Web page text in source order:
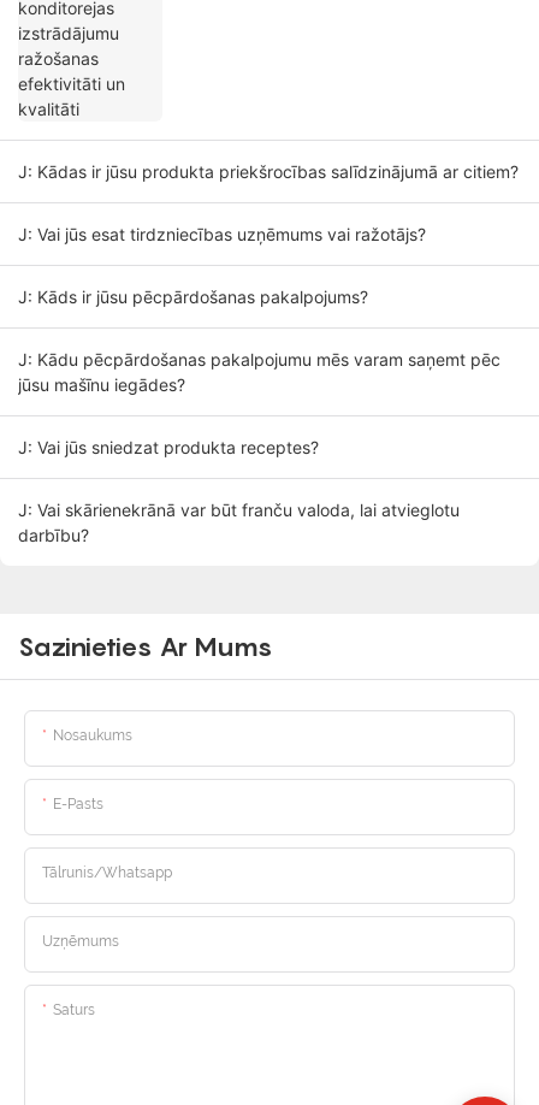
J: Kādas ir jūsu produkta priekšrocības salīdzinājumā ar citiem?
J: Vai jūs esat tirdzniecības uzņēmums vai ražotājs?
J: Kāds ir jūsu pēcpārdošanas pakalpojums?
J: Kādu pēcpārdošanas pakalpojumu mēs varam saņemt pēc
jūsu mašīnu iegādes?
J: Vai jūs sniedzat produkta receptes?
J: Vai skārienekrānā var būt franču valoda, lai atvieglotu
darbību?
Sazinieties Ar Mums
Nosaukums
E-Pasts
Tālrunis/whatsapp
Uzņēmums
Saturs